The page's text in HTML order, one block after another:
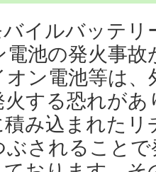
イルバッテ
電池の発火事
ン電池等は
する恐れがあ
積み込まれた
ぶされること